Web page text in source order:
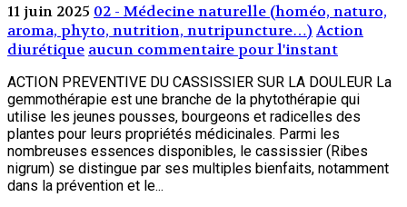
11 juin 2025 02 - Médecine naturelle (homéo, naturo,
aroma, phyto, nutrition, nutripuncture…) Action
diurétique aucun commentaire pour l'instant
ACTION PREVENTIVE DU CASSISSIER SUR LA DOULEUR La
gemmothérapie est une branche de la phytothérapie qui
utilise les jeunes pousses, bourgeons et radicelles des
plantes pour leurs propriétés médicinales. Parmi les
nombreuses essences disponibles, le cassissier (Ribes
nigrum) se distingue par ses multiples bienfaits, notamment
dans la prévention et le...